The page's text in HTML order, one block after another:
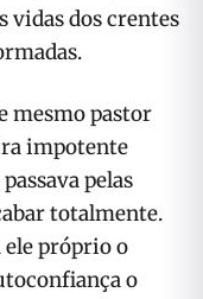
vidas dos crentes
mesmo pastor
impotente
pelas
totalmente.
ele próprio o
o